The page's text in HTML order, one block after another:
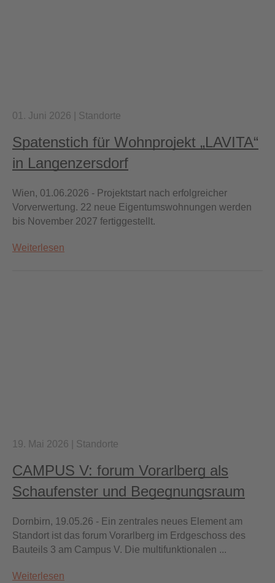
01. Juni 2026 Standorte
Spatenstich für Wohnprojekt „LAVITA“
in Langenzersdorf
Wien, 01.06.2026 - Projektstart nach erfolgreicher
Vorverwertung. 22 neue Eigentumswohnungen werden
bis November 2027 fertiggestellt.
Weiterlesen
19. Mai 2026 Standorte
CAMPUS V: forum Vorarlberg als
Schaufenster und Begegnungsraum
Dornbirn, 19.05.26 - Ein zentrales neues Element am
Standort ist das forum Vorarlberg im Erdgeschoss des
Bauteils 3 am Campus V. Die multifunktionalen ...
Weiterlesen